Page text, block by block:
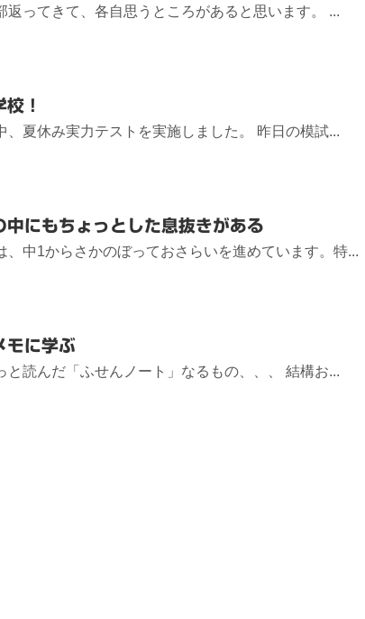
返ってきて、各自思うところがあると思います。 ...
！
、夏休み実力テストを実施しました。 昨日の模試...
中にもちょっとした息抜きがある
、中1からさかのぼっておさらいを進めています。特...
モに学ぶ
と読んだ「ふせんノート」なるもの、、、 結構お...